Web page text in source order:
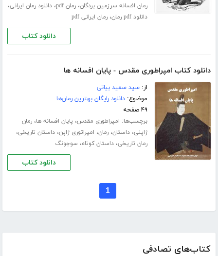
کتاب‌های تصادفی
رمان افسانه سرزمین بردگان،رمان pdf ،دانلود رمان ایرانی،
دانلود pdf رمان ،رمان ایرانی pdf
دانلود کتاب
دانلود کتاب امپراطوری مقدس - پایان افسانه ها
از:سید سعید بیاتی
موضوع:دانلود رایگان بهترین رمان‌ها
۴۹ صفحه
برچسب‌ها: امپراطوری مقدس، پایان افسانه ها،رمان
ژاپنی،داستان،رمان، امپراتوری ژاپن،داستان تاریخی،
رمان تاریخی،داستان کوتاه، سوجونگ
دانلود کتاب
1